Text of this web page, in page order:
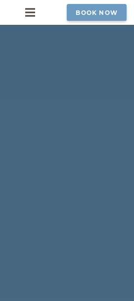
BOOK NOW